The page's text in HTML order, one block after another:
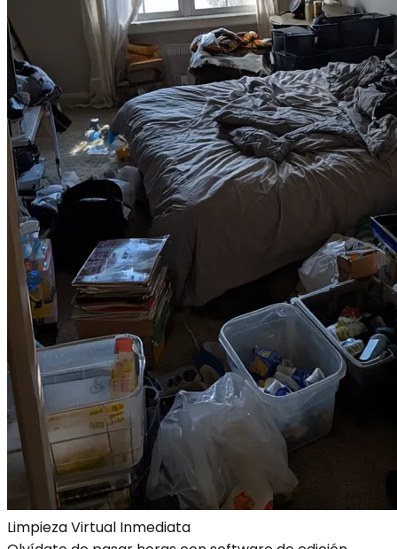
Limpieza Virtual Inmediata